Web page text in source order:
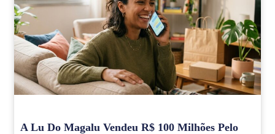
A Lu Do Magalu Vendeu R$ 100 Milhões Pelo